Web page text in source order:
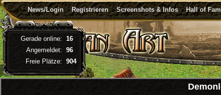
News/Login Registrieren Screenshots & Infos Hall of
Gerade online: 16
Angemeldet: 96
Freie Plätze: 904